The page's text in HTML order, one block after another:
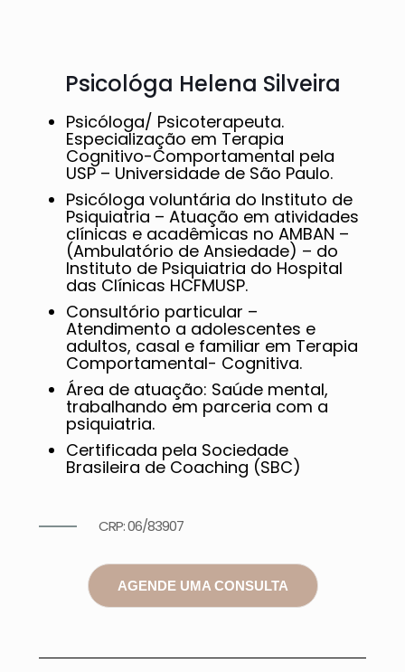
Psicológa Helena Silveira
Psicóloga/ Psicoterapeuta.
Especialização em Terapia
Cognitivo-Comportamental pela
USP – Universidade de São Paulo.
Psicóloga voluntária do Instituto de
Psiquiatria – Atuação em atividades
clínicas e acadêmicas no AMBAN –
(Ambulatório de Ansiedade) – do
Instituto de Psiquiatria do Hospital
das Clínicas HCFMUSP.
Consultório particular –
Atendimento a adolescentes e
adultos, casal e familiar em Terapia
Comportamental- Cognitiva.
Área de atuação: Saúde mental,
trabalhando em parceria com a
psiquiatria.
Certificada pela Sociedade
Brasileira de Coaching (SBC)
CRP: 06/83907
AGENDE UMA CONSULTA